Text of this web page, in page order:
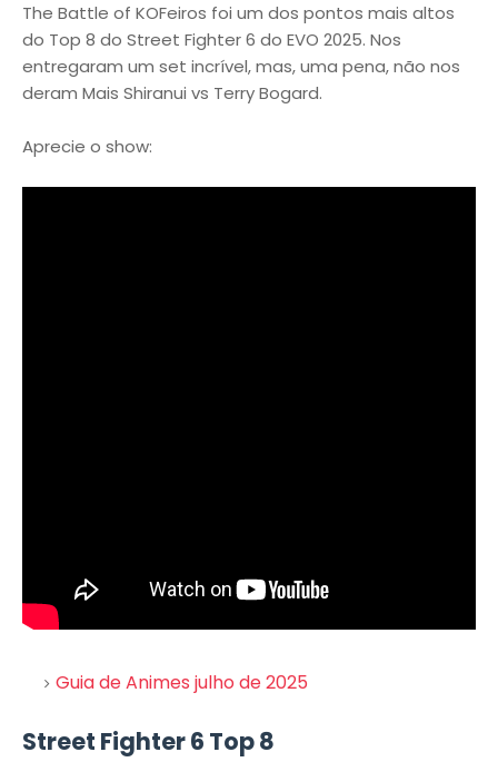
The Battle of KOFeiros foi um dos pontos mais altos
do Top 8 do Street Fighter 6 do EVO 2025. Nos
entregaram um set incrível, mas, uma pena, não nos
deram Mais Shiranui vs Terry Bogard.
Aprecie o show:
Guia de Animes julho de 2025
Street Fighter 6 Top 8